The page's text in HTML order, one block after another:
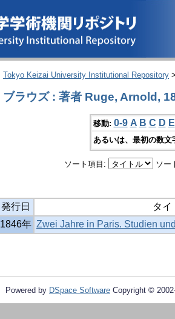
Tokyo Keizai University Institutional Repository
ブラウズ : 著者 Ruge, Arnold,
移動: 0-9 A B C D E
あるいは、最初の数
ソート項目: ソー
発行日
タイ
1846年 Zwei Jahre in Paris. Studien
Powered by DSpace Software Copyright ©